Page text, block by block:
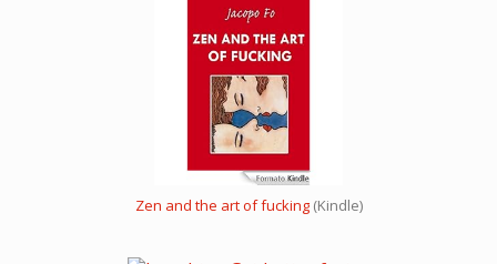
Zen and the art of fucking(Kindle)